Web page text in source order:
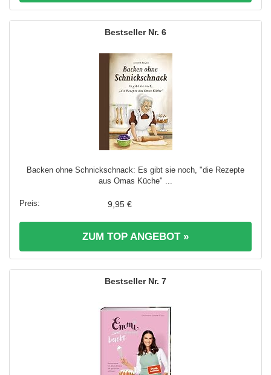
6
Backen ohne Schnickschnack: Es gibt sie noch, "die Rezepte
aus Omas Küche" ...
9,95 €
ZUM TOP ANGEBOT »
7